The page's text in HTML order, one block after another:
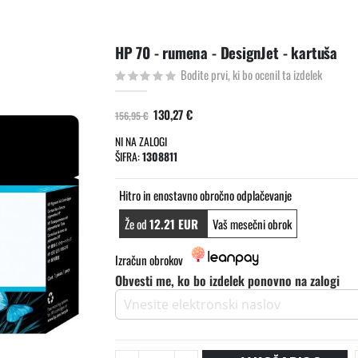
HP 70 - rumena - DesignJet - kartuša
Bodite prvi, ki bo ocenil ta izdelek
156,95 € 130,27 €
NI NA ZALOGI
ŠIFRA 1308811
Hitro in enostavno obročno odplačevanje
Že od12.21 EUR Vaš mesečni obrok
Izračun obrokov
Obvesti me, ko bo izdelek ponovno na zalogi